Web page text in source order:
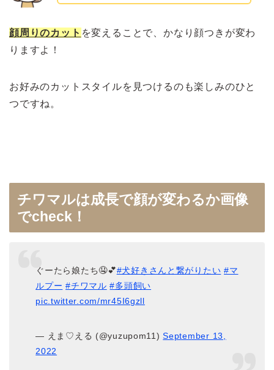
顔周りのカット を変えることで、かなり顔つきが変わ
りますよ！
お好みのカットスタイルを見つけるのも楽しみのひと
つですね。
チワマルは成長で顔が変わるか画像
でcheck！
ぐーたら娘たち🤤💕#犬好きさんと繋がりたい #マ
ルプー #チワマル #多頭飼い
pic.twitter.com/mr45I6gzll
— えま♡える (@yuzupom11)September 13,
2022